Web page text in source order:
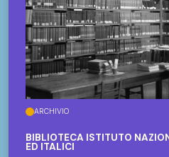
ARCHIVIO
BIBLIOTECA ISTITUTO
ED ITALICI